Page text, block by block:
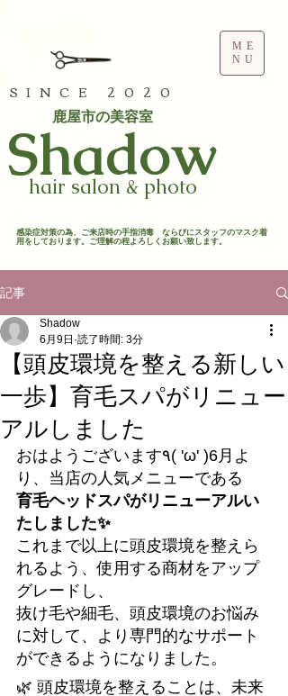
SINCE 2020
​Shadow
hair salon & photo
ME
NU
鹿屋市の美容室
​感染症対策の為、ご来店時の手指消毒 ならびにスタッフのマスク着
用をしております。ご理解の程よろしくお願い致します。​
記事
【頭皮環境を整える新しい
一歩】育毛スパがリニュー
アルしました
Shadow
6月9日 読了時間: 3分
おはようございます٩( 'ω' )6月よ
り、当店の人気メニューである
育毛ヘッドスパがリニューアルい
たしました✨
これまで以上に頭皮環境を整えら
れるよう、使用する商材をアップ
グレードし、
抜け毛や細毛、頭皮環境のお悩み
に対して、より専門的なサポート
ができるようになりました。
🌿 頭皮環境を整えることは、未来